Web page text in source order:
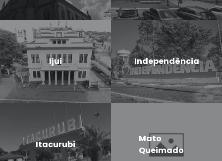
Ijui Independência
Itacurubi
Mato
Queimado